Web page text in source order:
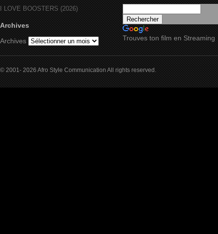
I LOVE BOOSTERS (2026)
Archives
Archives
Trouves ton film en Streaming
© 2001- 2026 Afro Style Communication All rights reserved.